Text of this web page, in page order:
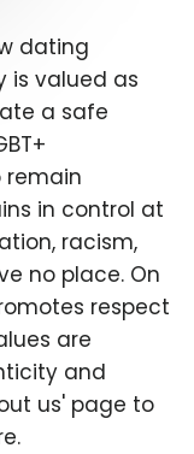
dating
is valued as
a safe
remain
in control at
racism,
no place. On
respect
are
and
us' page to